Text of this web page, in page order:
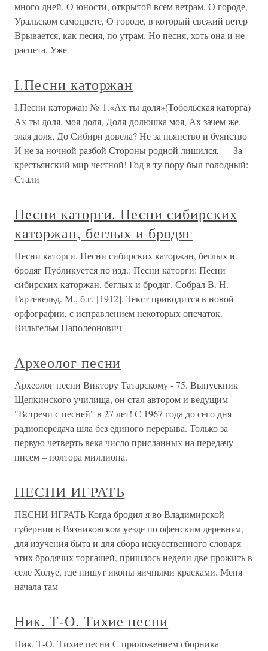
много дней, О юности, открытой всем ветрам, О городе,
Уральском самоцвете, О городе, в который свежий ветер
Врывается, как песня, по утрам. Но песня, хоть она и не
распета, Уже
I.Песни каторжан
I.Песни каторжан № 1.«Ах ты доля»(Тобольская каторга)
Ах ты доля, моя доля, Доля-долюшка моя, Ах зачем же,
злая доля, До Сибири довела? Не за пьянство и буянство
И не за ночной разбой Стороны родной лишился, — За
крестьянский мир честной! Год в ту пору был голодный:
Стали
Песни каторги. Песни сибирских
каторжан, беглых и бродяг
Песни каторги. Песни сибирских каторжан, беглых и
бродяг Публикуется по изд.: Песни каторги: Песни
сибирских каторжан, беглых и бродяг. Собрал В. Н.
Гартевельд. М., б.г. [1912]. Текст приводится в новой
орфографии, с исправлением некоторых опечаток.
Вильгельм Наполеонович
Археолог песни
Археолог песни Виктору Татарскому - 75. Выпускник
Щепкинского училища, он стал автором и ведущим
"Встречи с песней" в 27 лет! С 1967 года до сего дня
радиопередача шла без единого перерыва. Только за
первую четверть века число присланных на передачу
писем – полтора миллиона.
ПЕСНИ ИГРАТЬ
ПЕСНИ ИГРАТЬ Когда бродил я во Владимирской
губернии в Вязниковском уезде по офенским деревням,
для изучения быта и для сбора искусственного словаря
этих бродячих торгашей, пришлось недели две прожить в
селе Холуе, где пишут иконы яичными красками. Меня
начала там
Ник. Т-О. Тихие песни
Ник. Т-О. Тихие песни С приложением сборника